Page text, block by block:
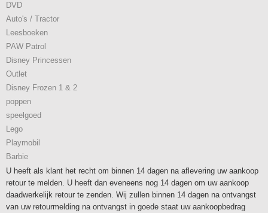
DVD
Auto's / Tractor
Leesboeken
PAW Patrol
Disney Princessen
Outlet
Disney Frozen 1 & 2
poppen
speelgoed
Lego
Playmobil
Barbie
U heeft als klant het recht om binnen 14 dagen na aflevering uw aankoop
retour te melden. U heeft dan eveneens nog 14 dagen om uw aankoop
daadwerkelijk retour te zenden. Wij zullen binnen 14 dagen na ontvangst
van uw retourmelding na ontvangst in goede staat uw aankoopbedrag